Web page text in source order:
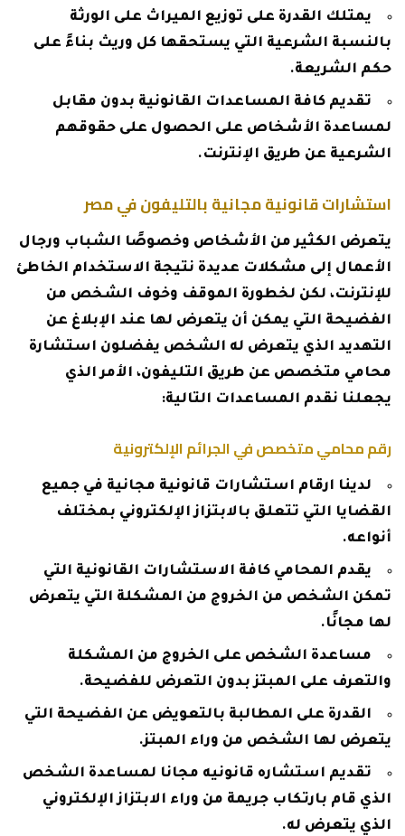
يمتلك القدرة على توزيع الميراث على الورثة
بالنسبة الشرعية التي يستحقها كل وريث بناءً على
حكم الشريعة.
تقديم كافة المساعدات القانونية بدون مقابل
لمساعدة الأشخاص على الحصول على حقوقهم
الشرعية عن طريق الإنترنت.
استشارات قانونية مجانية بالتليفون في مصر
يتعرض الكثير من الأشخاص وخصوصًا الشباب ورجال
الأعمال إلى مشكلات عديدة نتيجة الاستخدام الخاطئ
للإنترنت، لكن لخطورة الموقف وخوف الشخص من
الفضيحة التي يمكن أن يتعرض لها عند الإبلاغ عن
التهديد الذي يتعرض له الشخص يفضلون استشارة
محامي متخصص عن طريق التليفون، الأمر الذي
يجعلنا نقدم المساعدات التالية:
رقم محامي متخصص في الجرائم الإلكترونية
لدينا ارقام استشارات قانونية مجانية في جميع
القضايا التي تتعلق بالابتزاز الإلكتروني بمختلف
أنواعه.
يقدم المحامي كافة الاستشارات القانونية التي
تمكن الشخص من الخروج من المشكلة التي يتعرض
لها مجانًا.
مساعدة الشخص على الخروج من المشكلة
والتعرف على المبتز بدون التعرض للفضيحة.
القدرة على المطالبة بالتعويض عن الفضيحة التي
يتعرض لها الشخص من وراء المبتز.
تقديم استشاره قانونيه مجانا لمساعدة الشخص
الذي قام بارتكاب جريمة من وراء الابتزاز الإلكتروني
الذي يتعرض له.